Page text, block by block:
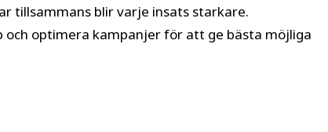
tillsammans blir varje insats starkare.
och optimera kampanjer för att ge bästa möjliga